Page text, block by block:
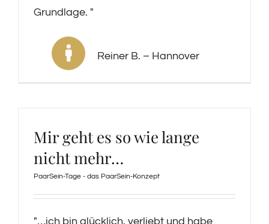
Grundlage. ″
Reiner B. – Hannover
Mir geht es so wie lange
nicht mehr…
PaarSein-Tage - das PaarSein-Konzept
″…ich bin glücklich, verliebt und habe